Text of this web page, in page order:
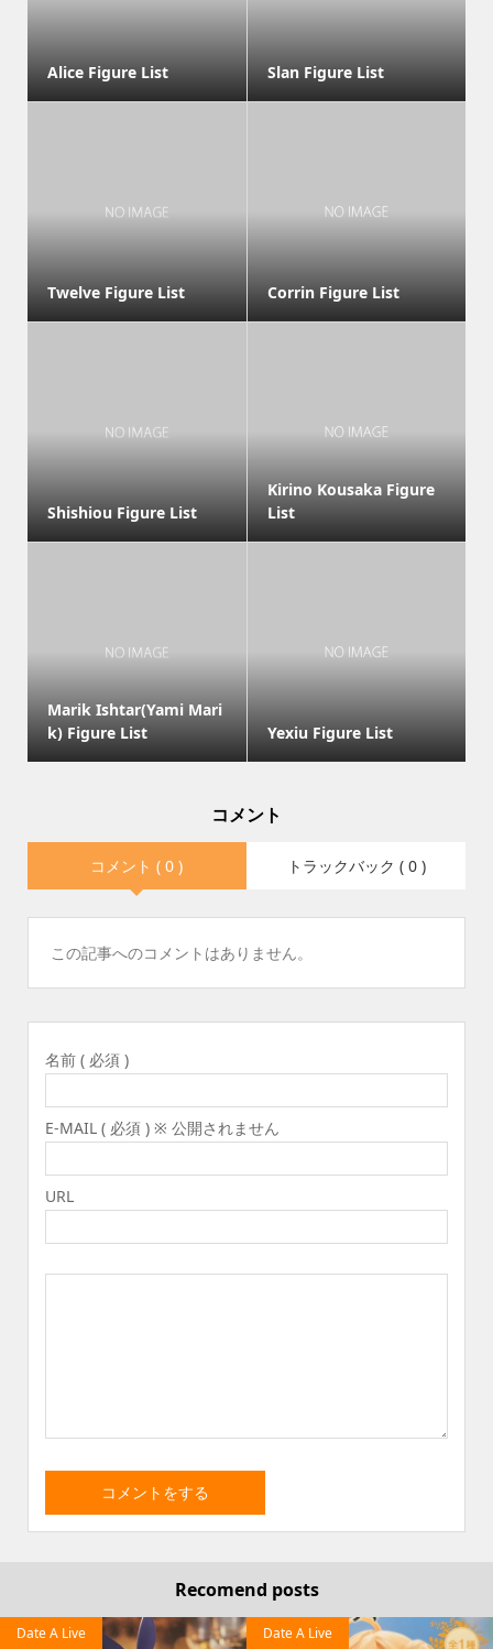
Alice Figure List Slan Figure List
Twelve Figure List Corrin Figure List
Shishiou Figure List
Kirino Kousaka Figure
List
Marik Ishtar(Yami Mari
k) Figure List
Yexiu Figure List
コメント
コメント ( 0 ) トラックバック ( 0 )
この記事へのコメントはありません。
名前 ( 必須 )
E-MAIL ( 必須 ) ※ 公開されません
URL
Recomend posts
Date A Live Date A Live